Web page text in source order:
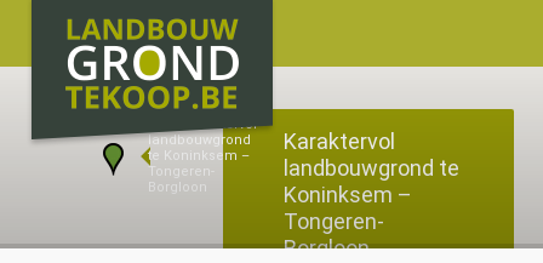
Karaktervol
landbouwgrond te
Koninksem –
Tongeren-
Borgloon